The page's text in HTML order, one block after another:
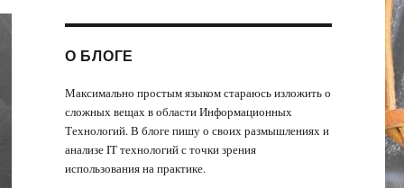
О БЛОГЕ
Максимально простым языком стараюсь изложить о
сложных вещах в области Информационных
Технологий. В блоге пишу о своих размышлениях и
анализе IT технологий с точки зрения
использования на практике.